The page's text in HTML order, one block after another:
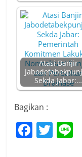
Atasi Banjir
Sekda Jabar:…
Bagikan :
F T